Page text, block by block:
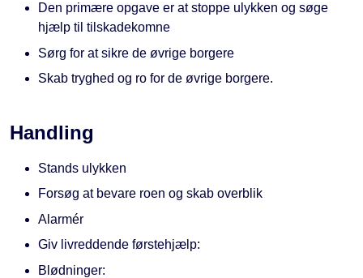
Den primære opgave er at stoppe ulykken og søge
hjælp til tilskadekomne
Sørg for at sikre de øvrige borgere
Skab tryghed og ro for de øvrige borgere.
Handling
Stands ulykken
Forsøg at bevare roen og skab overblik
Alarmér
Giv livreddende førstehjælp:
Blødninger: